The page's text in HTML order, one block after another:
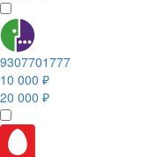
9307701777
10 000 ₽
20 000 ₽